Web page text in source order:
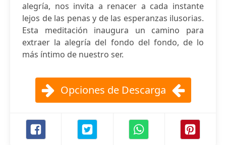
alegría, nos invita a renacer a cada instante
lejos de las penas y de las esperanzas ilusorias.
Esta meditación inaugura un camino para
extraer la alegría del fondo del fondo, de lo
más íntimo de nuestro ser.
Opciones de Descarga